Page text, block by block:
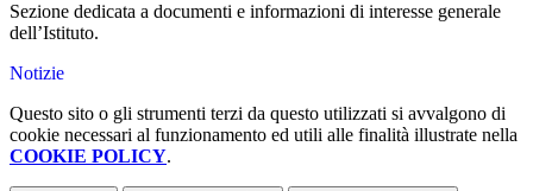
Sezione dedicata a documenti e informazioni di interesse generale
dell’Istituto.
Notizie
Questo sito o gli strumenti terzi da questo utilizzati si avvalgono di
cookie necessari al funzionamento ed utili alle finalità illustrate nella
COOKIE POLICY.